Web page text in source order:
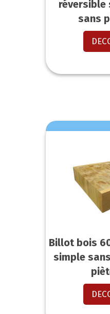
réversible
sans
Billot bois
simple